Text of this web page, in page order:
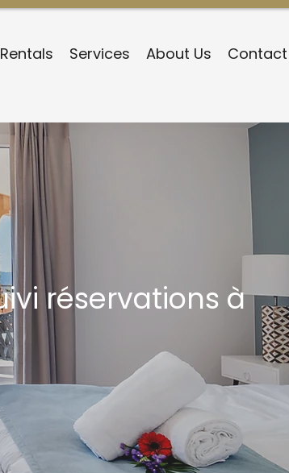
Rentals Services About Us Contact
réservations à